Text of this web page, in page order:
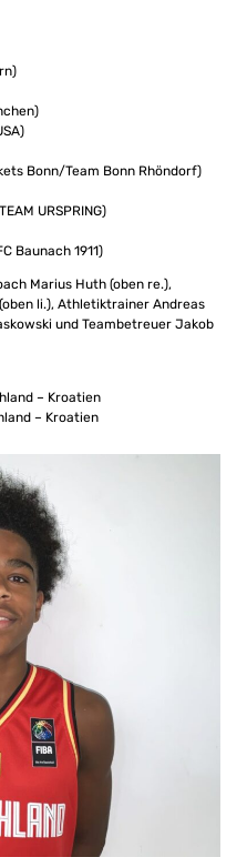
Bonn/Team Bonn Rhöndorf)
URSPRING)
Baunach 1911)
Marius Huth (oben re.),
li.), Athletiktrainer Andreas
und Teambetreuer Jakob
– Kroatien
– Kroatien